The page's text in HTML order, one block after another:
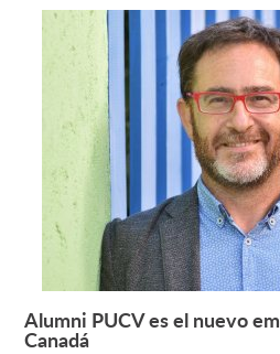
Alumni PUCV es el nuevo
Canadá